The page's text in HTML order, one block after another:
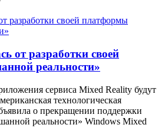
от разработки своей
реальности»
сервиса Mixed Reality будут
технологическая
о прекращении поддержки
реальности» Windows Mixed